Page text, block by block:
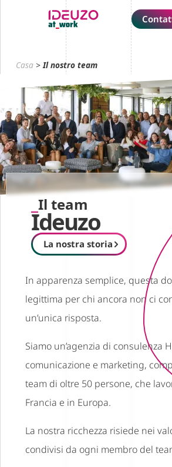
Casa >Il nostro team
Il team
Ideuzo
La nostra storia
In apparenza semplice, questa
legittima per chi ancora non ci
un’unica risposta.
Siamo un’agenzia di consulenza
comunicazione e marketing,
team di oltre 50 persone, che
Francia e in Europa.
La nostra ricchezza risiede nei
condivisi da ogni membro del